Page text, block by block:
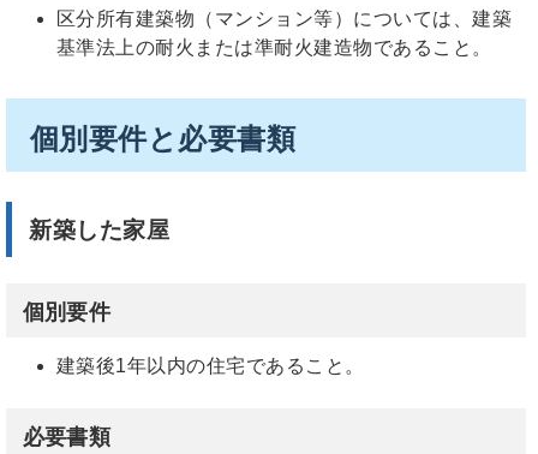
区分所有建築物（マンション等）については、建築
基準法上の耐火または準耐火建造物であること。
個別要件と必要書類
新築した家屋
個別要件
建築後1年以内の住宅であること。
必要書類